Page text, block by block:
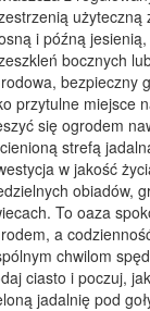
użyteczną
i późną
bocznych
bezpieczny
przytulne miejsce
się ogrodem
strefą
w jakość
obiadów,
To oaza
a
chwilom
ciasto i poczuj,
jadalnię pod